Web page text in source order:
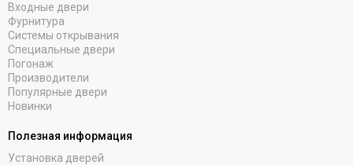
Входные двери
Фурнитура
Системы открывания
Специальные двери
Погонаж
Производители
Популярные двери
Новинки
Полезная информация
Установка дверей